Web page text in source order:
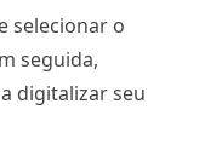
selecionar o
seguida,
digitalizar seu